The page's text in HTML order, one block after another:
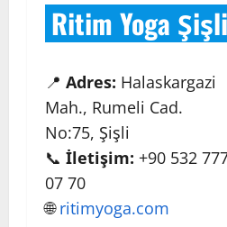
Ritim Yoga Şişli
📍 Adres: Halaskargazi
Mah., Rumeli Cad.
No:75, Şişli
📞 İletişim: +90 532
07 70
🌐ritimyoga.com